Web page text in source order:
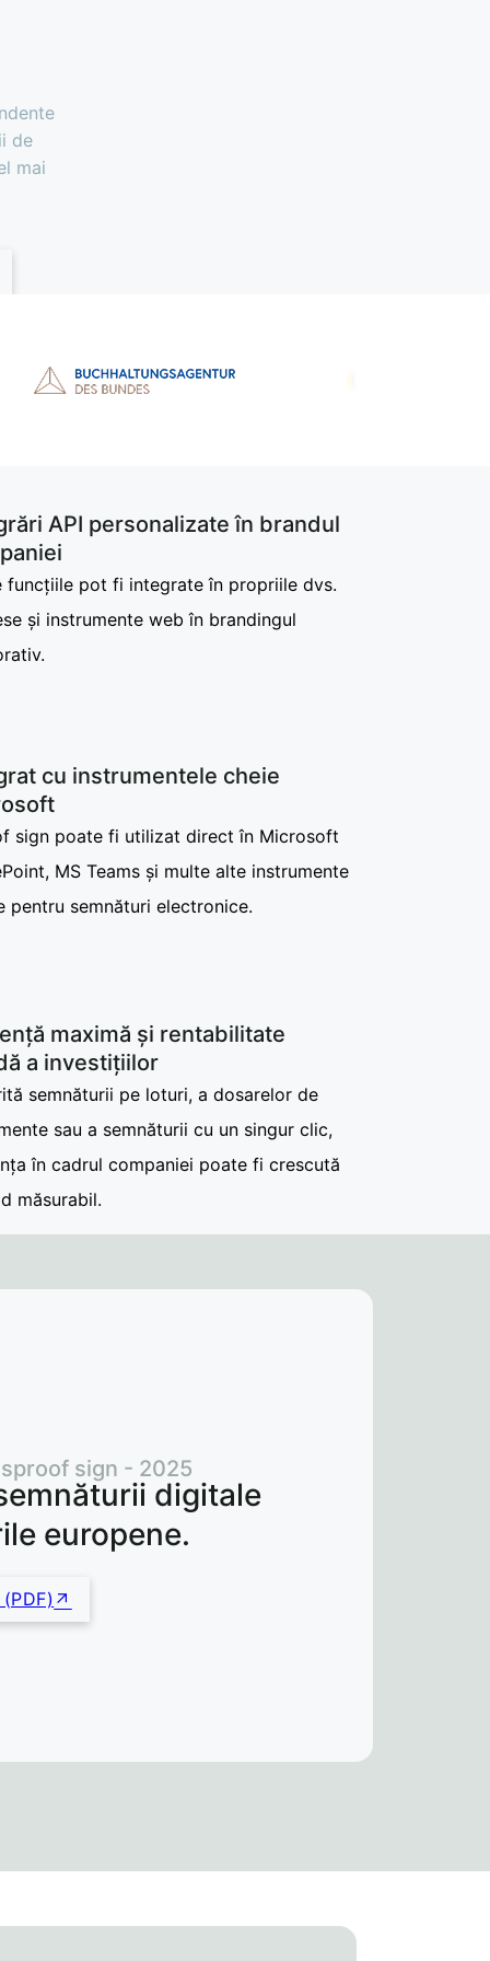
de
mai
API personalizate în brandul
funcțiile pot fi integrate în propriile dvs.
și instrumente web în brandingul
cu instrumentele cheie
sign poate fi utilizat direct în Microsoft
MS Teams și multe alte instrumente
pentru semnături electronice.
maximă și rentabilitate
a investițiilor
semnăturii pe loturi, a dosarelor de
sau a semnăturii cu un singur clic,
în cadrul companiei poate fi crescută
măsurabil.
digitale
europene.
sign - 2025